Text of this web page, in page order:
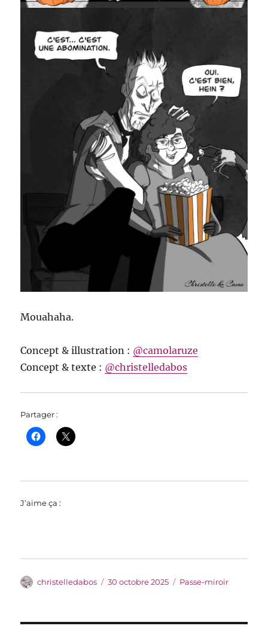
Mouahaha.
Concept & illustration : @camolaruze
Concept & texte : @christelledabos
Partager :
J’aime ça :
Auteur
christelledabos
Publié
30 octobre 2025 Catégories
Passe-miroir